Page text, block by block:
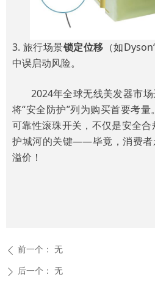
3. 旅行场景锁定位移 （如
中误启动风险。
2024年全球无线美发器市场
将“安全防护”列为购买首要考
可靠性滚珠开关，不仅是安全
护城河的关键——毕竟，消费者
溢价！
ꄴ 前一个： 无
ꄲ 后一个： 无